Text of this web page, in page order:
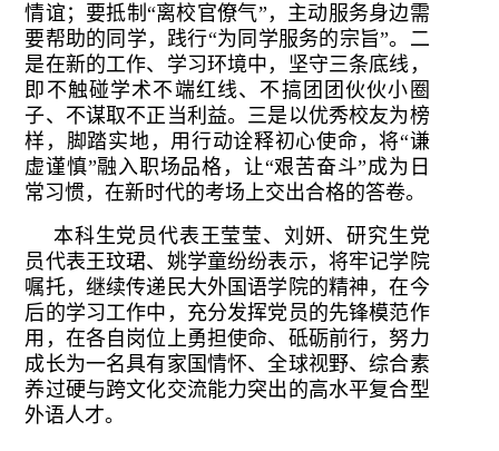
情谊；要抵制“离校官僚气”，主动服务身边需
要帮助的同学，践行“为同学服务的宗旨”。二
是在新的工作、学习环境中，坚守三条底线，
即不触碰学术不端红线、不搞团团伙伙小圈
子、不谋取不正当利益。三是以优秀校友为榜
样，脚踏实地，用行动诠释初心使命，将“谦
虚谨慎”融入职场品格，让“艰苦奋斗”成为日
常习惯，在新时代的考场上交出合格的答卷。
本科生党员代表王莹莹、刘妍、研究生党
员代表王玟珺、姚学童纷纷表示，将牢记学院
嘱托，继续传递民大外国语学院的精神，在今
后的学习工作中，充分发挥党员的先锋模范作
用，在各自岗位上勇担使命、砥砺前行，努力
成长为一名具有家国情怀、全球视野、综合素
养过硬与跨文化交流能力突出的高水平复合型
外语人才。